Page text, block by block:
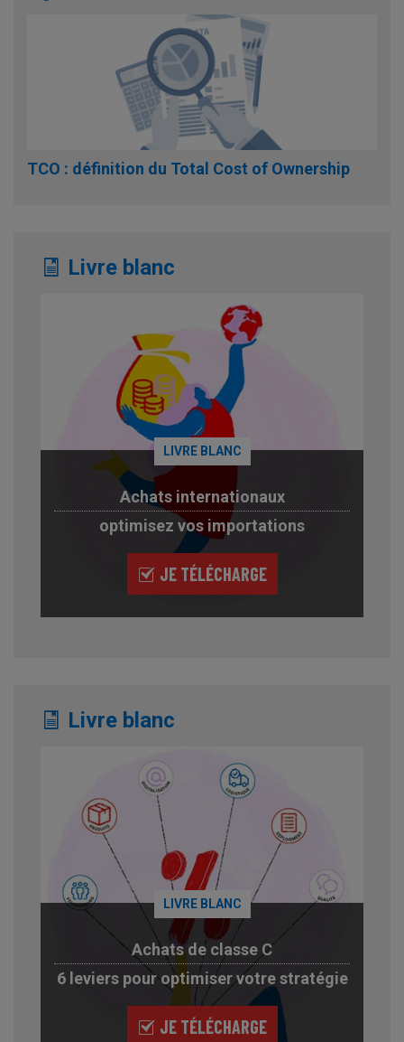
TCO : définition du Total Cost of Ownership
Livre blanc
LIVRE BLANC
Achats internationaux
optimisez vos importations
JE TÉLÉCHARGE
Livre blanc
LIVRE BLANC
Achats de classe C
6 leviers pour optimiser votre stratégie
JE TÉLÉCHARGE